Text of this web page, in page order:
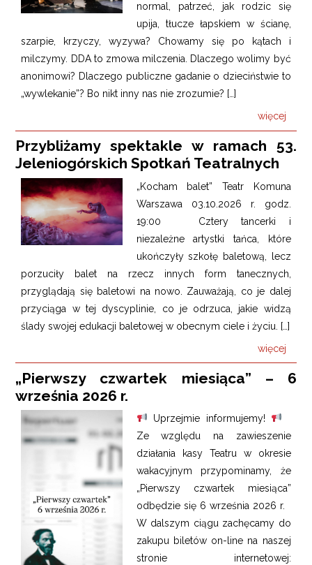
normal, patrzeć, jak rodzic się
upija, tłucze łapskiem w ścianę,
szarpie, krzyczy, wyzywa? Chowamy się po kątach i
milczymy. DDA to zmowa milczenia. Dlaczego wolimy być
anonimowi? Dlaczego publiczne gadanie o dzieciństwie to
„wywlekanie”? Bo nikt inny nas nie zrozumie? […]
więcej
Przybliżamy spektakle w ramach 53.
Jeleniogórskich Spotkań Teatralnych
„Kocham balet” Teatr Komuna
Warszawa 03.10.2026 r. godz.
19:00 Cztery tancerki i
niezależne artystki tańca, które
ukończyły szkołę baletową, lecz
porzuciły balet na rzecz innych form tanecznych,
przyglądają się baletowi na nowo. Zauważają, co je dalej
przyciąga w tej dyscyplinie, co je odrzuca, jakie widzą
ślady swojej edukacji baletowej w obecnym ciele i życiu. […]
więcej
„Pierwszy czwartek miesiąca” – 6
września 2026 r.
Uprzejmie informujemy!
Ze względu na zawieszenie
działania kasy Teatru w okresie
wakacyjnym przypominamy, że
„Pierwszy czwartek miesiąca”
odbędzie się 6 września 2026 r.
W dalszym ciągu zachęcamy do
zakupu biletów on-line na naszej
stronie internetowej: